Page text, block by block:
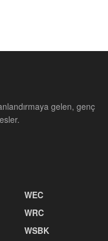
gelen, genç
WEC
WRC
WSBK